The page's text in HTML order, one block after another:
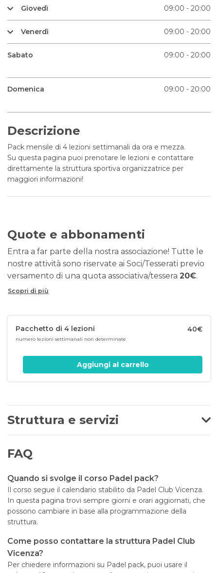
Giovedì 09:00 - 20:00
Venerdì 09:00 - 20:00
Sabato 09:00 - 20:00
Domenica 09:00 - 20:00
Descrizione
Pack mensile di 4 lezioni settimanali da ora e mezza.
Su questa pagina puoi prenotare le lezioni e contattare
direttamente la struttura sportiva organizzatrice per
maggiori informazioni!
Quote e abbonamenti
Entra a far parte della nostra associazione! Tutte le
nostre attività sono riservate ai Soci/Tesserati previo
versamento di una quota associativa/tessera 20€.
Scopri di più
Pacchetto di 4 lezioni
numero lezioni settimanali non determinate
40€
Aggiungi al carrello
Struttura e servizi
FAQ
Quando si svolge il corso Padel pack?
Il corso segue il calendario stabilito da Padel Club Vicenza.
In questa pagina trovi sempre giorni e orari aggiornati, che
possono cambiare in base alla programmazione della
struttura.
Come posso contattare la struttura Padel Club
Vicenza?
Per chiedere informazioni su Padel pack, puoi usare il